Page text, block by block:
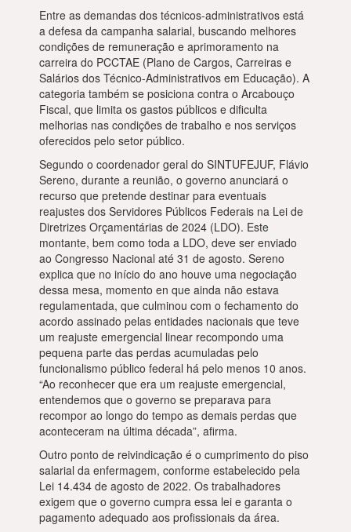
Entre as demandas dos técnicos-administrativos está
a defesa da campanha salarial, buscando melhores
condições de remuneração e aprimoramento na
carreira do PCCTAE (Plano de Cargos, Carreiras e
Salários dos Técnico-Administrativos em Educação). A
categoria também se posiciona contra o Arcabouço
Fiscal, que limita os gastos públicos e dificulta
melhorias nas condições de trabalho e nos serviços
oferecidos pelo setor público.
Segundo o coordenador geral do SINTUFEJUF, Flávio
Sereno, durante a reunião, o governo anunciará o
recurso que pretende destinar para eventuais
reajustes dos Servidores Públicos Federais na Lei de
Diretrizes Orçamentárias de 2024 (LDO). Este
montante, bem como toda a LDO, deve ser enviado
ao Congresso Nacional até 31 de agosto. Sereno
explica que no início do ano houve uma negociação
dessa mesa, momento en que ainda não estava
regulamentada, que culminou com o fechamento do
acordo assinado pelas entidades nacionais que teve
um reajuste emergencial linear recompondo uma
pequena parte das perdas acumuladas pelo
funcionalismo público federal há pelo menos 10 anos.
“Ao reconhecer que era um reajuste emergencial,
entendemos que o governo se preparava para
recompor ao longo do tempo as demais perdas que
aconteceram na última década”, afirma.
Outro ponto de reivindicação é o cumprimento do piso
salarial da enfermagem, conforme estabelecido pela
Lei 14.434 de agosto de 2022. Os trabalhadores
exigem que o governo cumpra essa lei e garanta o
pagamento adequado aos profissionais da área.